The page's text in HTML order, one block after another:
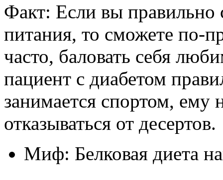
Факт: Если вы правильно
питания, то сможете по-
часто, баловать себя
пациент с диабетом
занимается спортом,
отказываться от десертов.
Миф: Белковая диета